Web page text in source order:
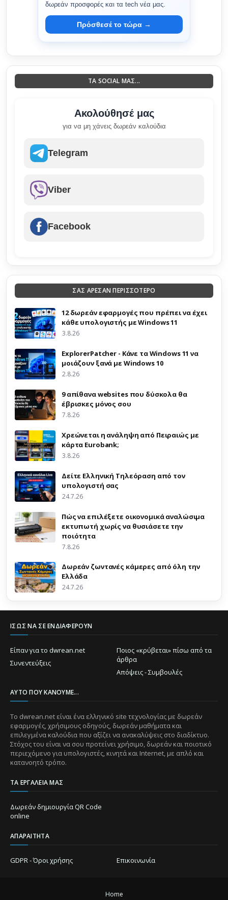
δωρεάν προσφορές και τα tech νέα μας.
Πρόσθεσέ το τώρα →
ΤΑ SOCIAL ΜΑΣ...
Ακολούθησέ μας
για να μη χάνεις δωρεάν καλούδια
Telegram
Viber
Facebook
ΣΑΣ ΑΡΕΣΑΝ ΠΕΡΙΣΣΟΤΕΡΟ
12 δωρεάν εφαρμογές που πρέπει να έχει
κάθε υπολογιστής με Windows 11
3.8.26
ExplorerPatcher - Κάνε τα Windows 11 να
μοιάζουν ξανά με Windows 10
2.8.26
9 απίθανα websites που δύσκολα θα
έβρισκες μόνος σου
7.8.26
Χρεώνεται η ανάληψη από Πειραιώς με
κάρτα Eurobank;
3.8.26
Δείτε Ελληνική Τηλεόραση από τον
υπολογιστή σας
24.7.26
Πώς να επιλέξετε οικονομικά αναλώσιμα
εκτυπωτή χωρίς να θυσιάσετε την
ποιότητα
7.8.26
Δωρεάν ζωντανές κάμερες από όλη την
Ελλάδα
24.7.26
ΊΣΩΣ ΝΑ ΣΕ ΕΝΔΙΑΦΈΡΟΥΝ
Είπαν για το dwrean.net
Ποιος «κρύβεται» πίσω από τα
άρθρα
Συνεντεύξεις
Απόψεις - Συμβουλές
ΑΥΤΌ ΠΟΥ ΚΆΝΟΥΜΕ...
Το dwrean.net είναι ένα ελληνικό site τεχνολογίας με δωρεάν
εφαρμογές, χρήσιμους οδηγούς, δωρεάν μαθήματα και
επιλεγμένα καλούδια που αξίζει να ανακαλύψεις στο διαδίκτυο.
Στόχος του είναι να σου προτείνει χρήσιμο, δωρεάν και ποιοτικό
περιεχόμενο για υπολογιστές, κινητά και Internet, με απλό και
κατανοητό τρόπο.
ΤΑ ΕΡΓΑΛΕΊΑ ΜΑΣ
Δωρεάν δημιουργία QR Code
online
ΑΠΑΡΑΊΤΗΤΑ
GDPR - Όροι χρήσης Επικοινωνία
Home